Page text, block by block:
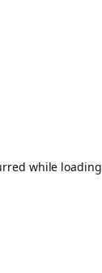
while loading